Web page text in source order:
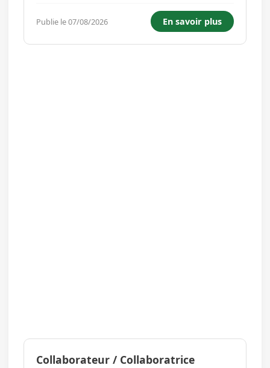
plonge et du service en salle. Vous travaillerez
le samedi et le dimanche, 10h par jour, de 11H à
18H mais pos...
Publie le 07/08/2026 En savoir plus
Collaborateur / Collaboratrice